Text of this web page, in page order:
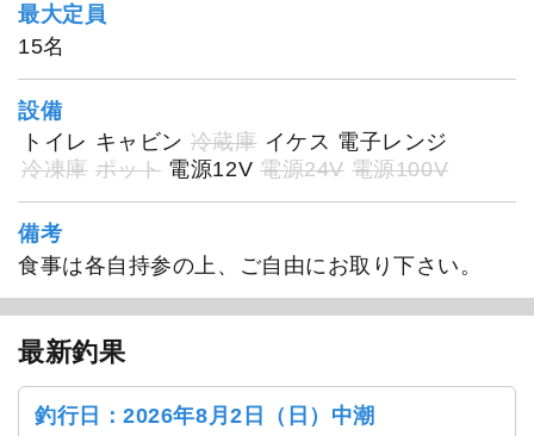
最大定員
15名
設備
トイレ キャビン 冷蔵庫 イケス 電子レンジ
冷凍庫 ポット 電源12V 電源24V 電源100V
備考
食事は各自持参の上、ご自由にお取り下さい。
最新釣果
釣行日：2026年8月2日（日）中潮